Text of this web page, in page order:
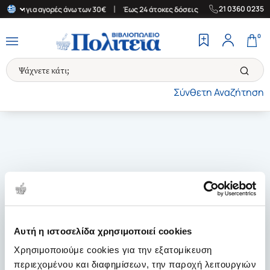
Αυτή η ιστοσελίδα χρησιμοποιεί cookies
Χρησιμοποιούμε cookies για την εξατομίκευση
περιεχομένου και διαφημίσεων, την παροχή λειτουργιών
για αγορές άνω των 30€ Έως 24 άτοκες δόσεις | Δωρεάν
21 0360 0235
Σύνθετη Αναζήτηση
0